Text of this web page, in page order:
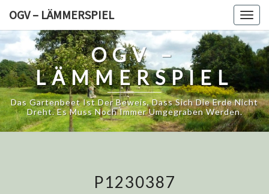
content
OGV – LÄMMERSPIEL
OGV –
LÄMMERSPIEL
Das Gartenbeet Ist Der Beweis, Dass Sich Die Erde Nicht
Dreht. Es Muss Noch Immer Umgegraben Werden.
P1230387